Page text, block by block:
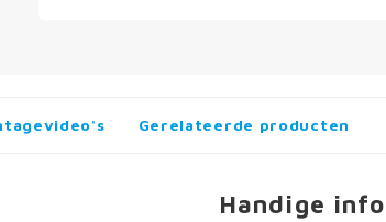
Gerelateerde producten
Handige info